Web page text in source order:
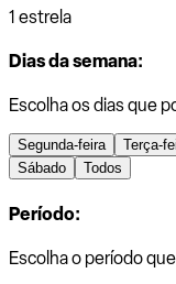
1 estrela
Dias da semana:
Escolha os dias que
Segunda-feira Terça-
Sábado
Todos
Período:
Escolha o período